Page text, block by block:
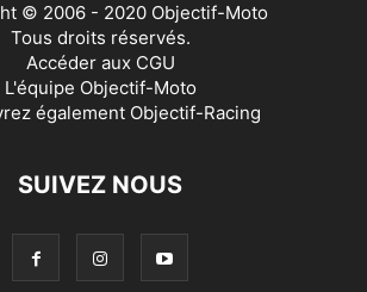
© 2006 - 2020 Objectif-Moto
Tous droits réservés.
Accéder aux CGU
L'équipe Objectif-Moto
également Objectif-Racing
SUIVEZ NOUS